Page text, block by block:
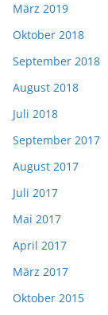
März 2019
Oktober 2018
September 2018
August 2018
Juli 2018
September 2017
August 2017
Juli 2017
Mai 2017
April 2017
März 2017
Oktober 2015